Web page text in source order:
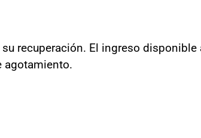
recuperación. El ingreso
agotamiento.